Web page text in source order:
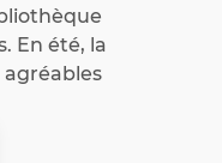
En été, la